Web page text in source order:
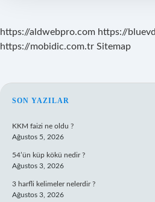
https://aldwebpro.com https://
https://mobidic.com.tr Sitemap
SIDEBAR
SON YAZILAR
KKM faizi ne oldu ?
Ağustos 5, 2026
54’ün küp kökü nedir ?
Ağustos 3, 2026
3 harfli kelimeler nelerdir ?
Ağustos 3, 2026